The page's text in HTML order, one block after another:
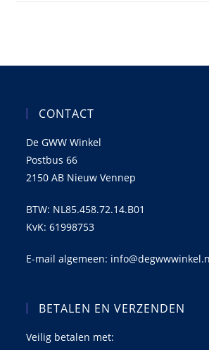
CONTACT
De GWW Winkel
Postbus 66
2150 AB Nieuw Vennep
BTW: NL85.458.72.14.B01
KvK: 61998753
E-mail algemeen:
BETALEN EN VERZENDEN
Veilig betalen met: